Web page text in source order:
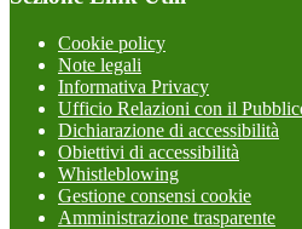
Cookie policy
Note legali
Informativa Privacy
Ufficio Relazioni con il
Dichiarazione di accessibilità
Obiettivi di accessibilità
Whistleblowing
Gestione consensi cookie
Amministrazione trasparente